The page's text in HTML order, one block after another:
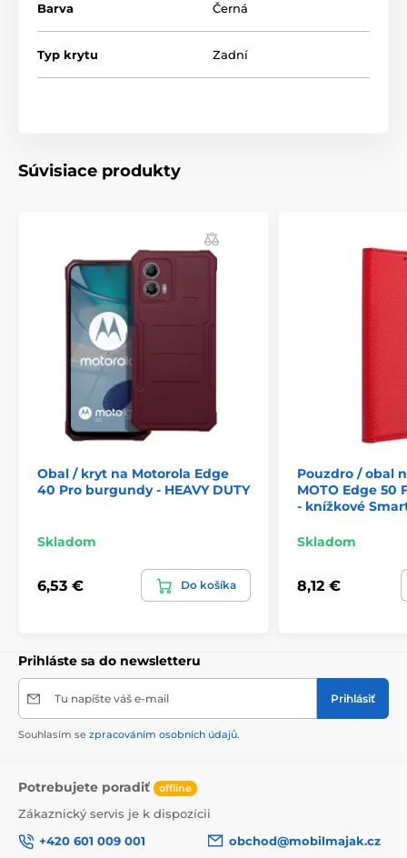
TPU a má vnitřní výstelku z mikrovlákna, díky které
snižuje škrábance na telefonu. Jednoduchý, estetický
Barva Černá
Typ krytu Zadní
Súvisiace produkty
Obal / kryt na Motorola Edge
40 Pro burgundy - HEAVY DUTY
Skladom
6,53 € Do košíka
Pouzdro / obal
MOTO Edge 50
- knížkové
Skladom
8,12 €
Prihláste sa do newsletteru
Tu napíšte váš e-mail Prihlásiť
Souhlasím se zpracováním osobních údajů.
Potrebujete poradiť offline
Zákaznický servis je k dispozícii
+420 601 009 001
obchod@mobilmajak.cz